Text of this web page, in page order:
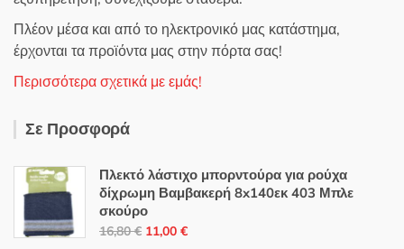
Πλέον μέσα και από το ηλεκτρονικό μας κατάστημα,
έρχονται τα προϊόντα μας στην πόρτα σας!
Περισσότερα σχετικά με εμάς!
Σε Προσφορά
Πλεκτό λάστιχο μπορντούρα για ρούχα
δίχρωμη Βαμβακερή 8x140εκ 403 Μπλε
σκούρο
16,80€ Original
11,00 €Η